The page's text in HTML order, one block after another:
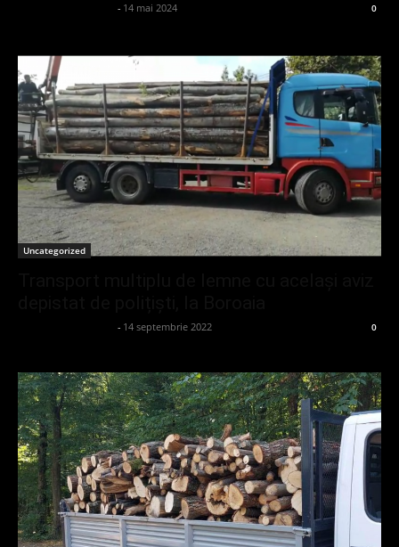
- 14 mai 2024 0
Uncategorized
- 14 septembrie 2022 0